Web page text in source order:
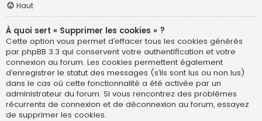
Haut
À quoi sert « Supprimer les cookies » ?
Cette option vous permet d’effacer tous les cookies générés
par phpBB 3.3 qui conservent votre authentification et votre
connexion au forum. Les cookies permettent également
d’enregistrer le statut des messages (s’ils sont lus ou non lus)
dans le cas où cette fonctionnalité a été activée par un
administrateur du forum. Si vous rencontrez des problèmes
récurrents de connexion et de déconnexion au forum, essayez
de supprimer les cookies.